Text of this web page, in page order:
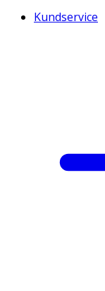
Kundservice